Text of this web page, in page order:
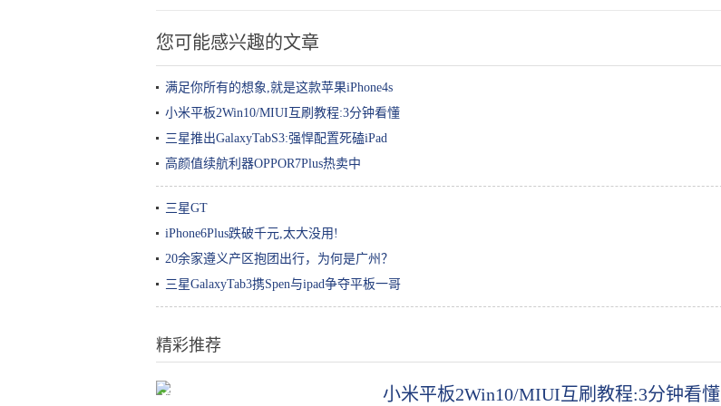
您可能感兴趣的文章
满足你所有的想象,就是这款苹果iPhone4s
小米平板2Win10/MIUI互刷教程:3分钟看懂
三星推出GalaxyTabS3:强悍配置死磕iPad
高颜值续航利器OPPOR7Plus热卖中
三星GT
iPhone6Plus跌破千元,太大没用!
20余家遵义产区抱团出行，为何是广州？
三星GalaxyTab3携Spen与ipad争夺平板一哥
精彩推荐
深扒｜美容院真的能把你的皮肤呵 小米平板2Win10/MIUI互刷教程:3分钟看懂